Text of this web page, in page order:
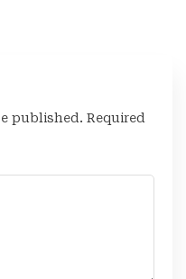
published. Required